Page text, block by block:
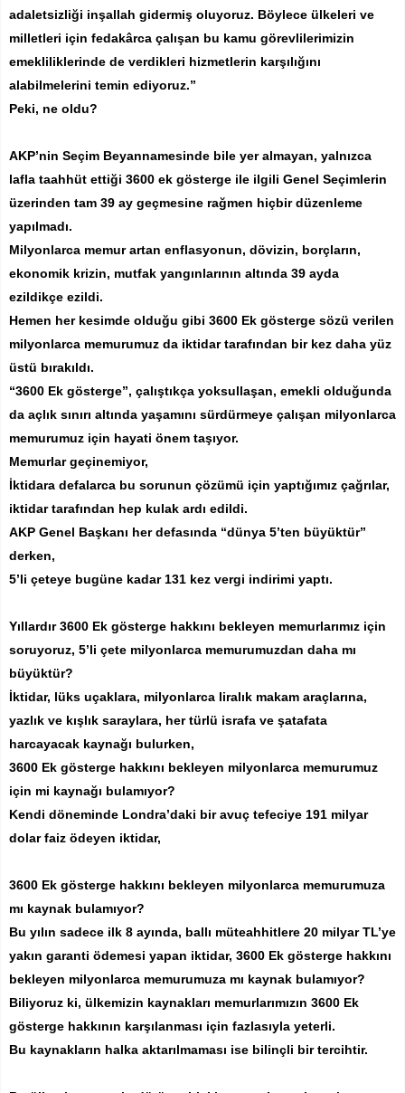
adaletsizliği inşallah gidermiş oluyoruz. Böylece ülkeleri ve
milletleri için fedakârca çalışan bu kamu görevlilerimizin
emekliliklerinde de verdikleri hizmetlerin karşılığını
alabilmelerini temin ediyoruz.”
Peki, ne oldu?
AKP’nin Seçim Beyannamesinde bile yer almayan, yalnızca
lafla taahhüt ettiği 3600 ek gösterge ile ilgili Genel Seçimlerin
üzerinden tam 39 ay geçmesine rağmen hiçbir düzenleme
yapılmadı.
Milyonlarca memur artan enflasyonun, dövizin, borçların,
ekonomik krizin, mutfak yangınlarının altında 39 ayda
ezildikçe ezildi.
Hemen her kesimde olduğu gibi 3600 Ek gösterge sözü verilen
milyonlarca memurumuz da iktidar tarafından bir kez daha yüz
üstü bırakıldı.
“3600 Ek gösterge”, çalıştıkça yoksullaşan, emekli olduğunda
da açlık sınırı altında yaşamını sürdürmeye çalışan milyonlarca
memurumuz için hayati önem taşıyor.
Memurlar geçinemiyor,
İktidara defalarca bu sorunun çözümü için yaptığımız çağrılar,
iktidar tarafından hep kulak ardı edildi.
AKP Genel Başkanı her defasında “dünya 5’ten büyüktür”
derken,
5’li çeteye bugüne kadar 131 kez vergi indirimi yaptı.
Yıllardır 3600 Ek gösterge hakkını bekleyen memurlarımız için
soruyoruz, 5’li çete milyonlarca memurumuzdan daha mı
büyüktür?
İktidar, lüks uçaklara, milyonlarca liralık makam araçlarına,
yazlık ve kışlık saraylara, her türlü israfa ve şatafata
harcayacak kaynağı bulurken,
3600 Ek gösterge hakkını bekleyen milyonlarca memurumuz
için mi kaynağı bulamıyor?
Kendi döneminde Londra’daki bir avuç tefeciye 191 milyar
dolar faiz ödeyen iktidar,
3600 Ek gösterge hakkını bekleyen milyonlarca memurumuza
mı kaynak bulamıyor?
Bu yılın sadece ilk 8 ayında, ballı müteahhitlere 20 milyar TL’ye
yakın garanti ödemesi yapan iktidar, 3600 Ek gösterge hakkını
bekleyen milyonlarca memurumuza mı kaynak bulamıyor?
Biliyoruz ki, ülkemizin kaynakları memurlarımızın 3600 Ek
gösterge hakkının karşılanması için fazlasıyla yeterli.
Bu kaynakların halka aktarılmaması ise bilinçli bir tercihtir.